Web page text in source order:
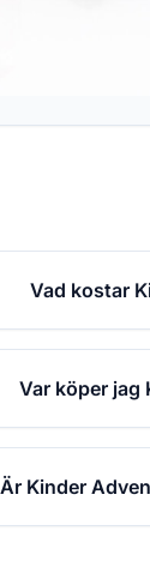
Vad kostar
Var köper jag
Är Kinder